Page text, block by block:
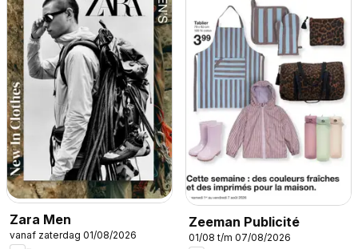
Zara Men
vanaf zaterdag 01/08/2026
Zeeman Publicité
01/08 t/m 07/08/2026